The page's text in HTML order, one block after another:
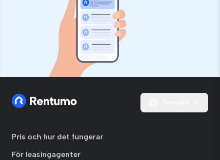
Pris och hur det fungerar
För leasingagenter